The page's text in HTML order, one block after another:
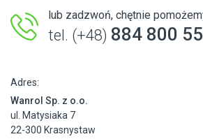
lub zadzwoń, chętnie
tel. (+48) 884 800
Adres:
Wanrol Sp. z o.o.
ul. Matysiaka 7
22-300 Krasnystaw